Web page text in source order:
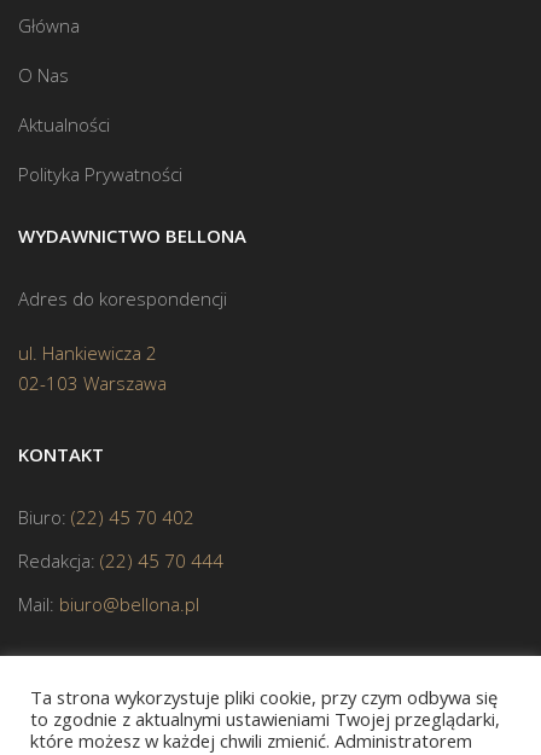
Główna
O Nas
Aktualności
Polityka Prywatności
WYDAWNICTWO BELLONA
Adres do korespondencji
ul. Hankiewicza 2
02-103 Warszawa
KONTAKT
Biuro: (22) 45 70 402
Redakcja: (22) 45 70 444
Mail: biuro@bellona.pl
Ta strona wykorzystuje pliki cookie, przy czym odbywa się
to zgodnie z aktualnymi ustawieniami Twojej przeglądarki,
które możesz w każdej chwili zmienić. Administratorem